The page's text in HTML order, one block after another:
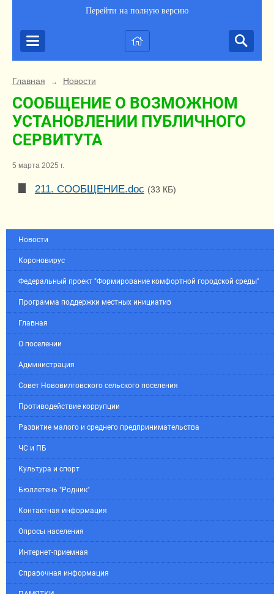
Перейти на полную версию
Главная → Новости
СООБЩЕНИЕ О ВОЗМОЖНОМ
УСТАНОВЛЕНИИ ПУБЛИЧНОГО
СЕРВИТУТА
5 марта 2025 г.
211. СООБЩЕНИЕ.doc (33 КБ)
Новости
Короновирус
Федеральный проект "Формирование комфортной городской среды"
Программа поддержки местных инициатив
Главная
О поселении
Администрация
Совет Нововилговского сельского поселения
Противодействие коррупции
Развитие малого и среднего предпринимательства
ЧС и ПБ
Культура и спорт
Бюллетень "Родник"
Контактная информация
Опросы населения
Интернет-приемная
Справочная информация